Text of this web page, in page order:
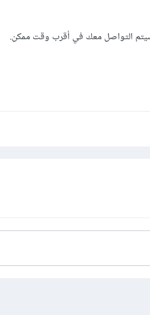
التواصل معك في أقرب وقت ممكن.